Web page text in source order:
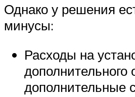
Однако у решения
минусы:
Расходы на
дополнительного
дополнительные